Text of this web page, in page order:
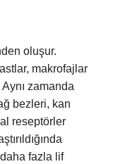
oluşur.
makrofajlar
Aynı zamanda
bezleri, kan
reseptörler
fazla lif